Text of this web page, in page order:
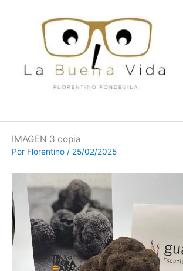
IMAGEN 3 copia
Por Florentino / 25/02/2025